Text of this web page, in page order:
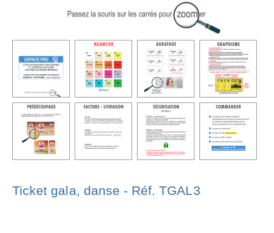
Ticket gala, danse - Réf. TGAL3